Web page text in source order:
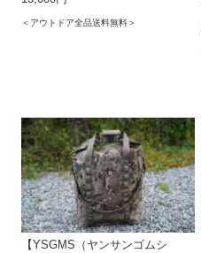
＜アウトドア全品送料無料＞
【YSGMS（ヤンサンゴムシ